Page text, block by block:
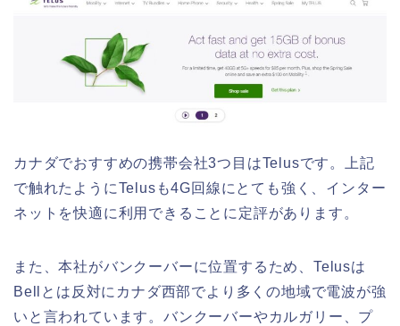
カナダでおすすめの携帯会社3つ目はTelusです。上記
で触れたようにTelusも4G回線にとても強く、インター
ネットを快適に利用できることに定評があります。
また、本社がバンクーバーに位置するため、Telusは
Bellとは反対にカナダ西部でより多くの地域で電波が強
いと言われています。バンクーバーやカルガリー、プ